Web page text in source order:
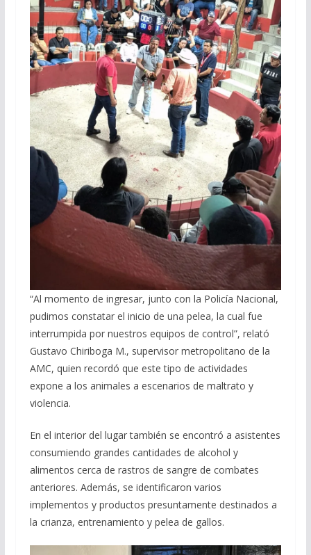
“Al momento de ingresar, junto con la Policía Nacional,
pudimos constatar el inicio de una pelea, la cual fue
interrumpida por nuestros equipos de control”, relató
Gustavo Chiriboga M., supervisor metropolitano de la
AMC, quien recordó que este tipo de actividades
expone a los animales a escenarios de maltrato y
violencia.
En el interior del lugar también se encontró a asistentes
consumiendo grandes cantidades de alcohol y
alimentos cerca de rastros de sangre de combates
anteriores. Además, se identificaron varios
implementos y productos presuntamente destinados a
la crianza, entrenamiento y pelea de gallos.